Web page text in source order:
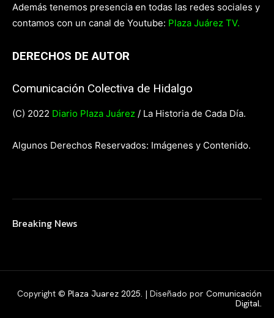
Además tenemos presencia en todas las redes sociales y
contamos con un canal de Youtube: Plaza Juárez TV.
DERECHOS DE AUTOR
Comunicación Colectiva de Hidalgo
(C) 2022 Diario Plaza Juárez / La Historia de Cada Día.
Algunos Derechos Reservados: Imágenes y Contenido.
Breaking News
Copyright © Plaza Juarez 2025. | Diseñado por Comunicación
Digital.